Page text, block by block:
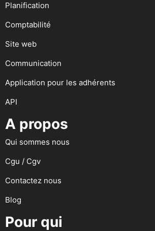
Planification
Comptabilité
Site web
Communication
Application pour les adhérents
API
A propos
Qui sommes nous
Cgu / Cgv
Contactez nous
Blog
Pour qui